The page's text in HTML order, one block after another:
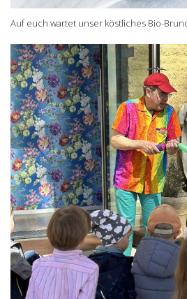
Auf euch wartet unser köstliches Bio-